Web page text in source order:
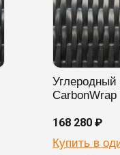
Углеродный
CarbonWrap
168 280 ₽
Купить в